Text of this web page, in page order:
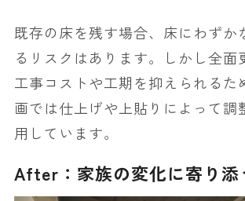
既存の床を残す場合、床にわずか
るリスクはあります。しかし全面
工事コストや工期を抑えられるた
画では仕上げや上貼りによって調
用しています。
After：家族の変化に寄り添